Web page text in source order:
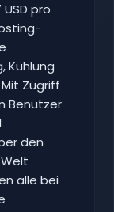
pro
Kühlung
Zugriff
Benutzer
den
alle bei